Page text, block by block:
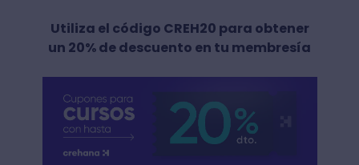
Utiliza el código CREH20 para obtener
un 20% de descuento en tu membresía